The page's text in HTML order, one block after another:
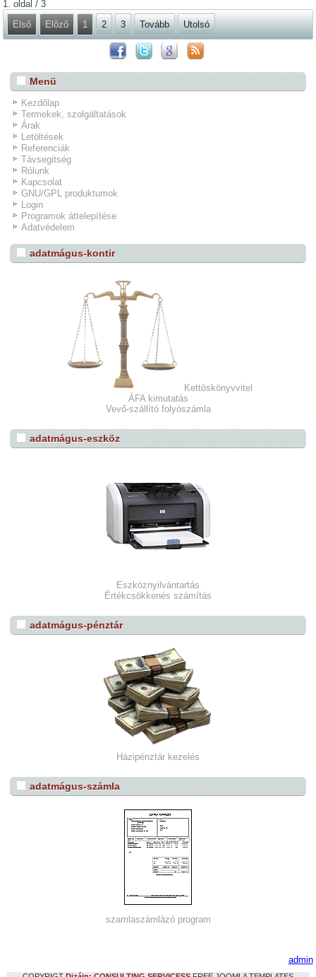
1. oldal / 3
Első
Előző 1 2 3 Tovább Utolsó
Menü
Kezdőlap
Termekek, szolgáltatások
Árak
Letöltések
Referenciák
Távsegitség
Rólunk
Kapcsolat
GNU/GPL produktumok
Login
Programok áttelepítése
Adatvédelem
adatmágus-kontir
Kettöskönyvvitel
ÁFA kimutatás
Vevő-szállító folyószámla
adatmágus-eszköz
Eszköznyilvántartás
Értékcsökkenés számítás
adatmágus-pénztár
Házipénztár kezelés
adatmágus-számla
szamlaszámlázó program
admin